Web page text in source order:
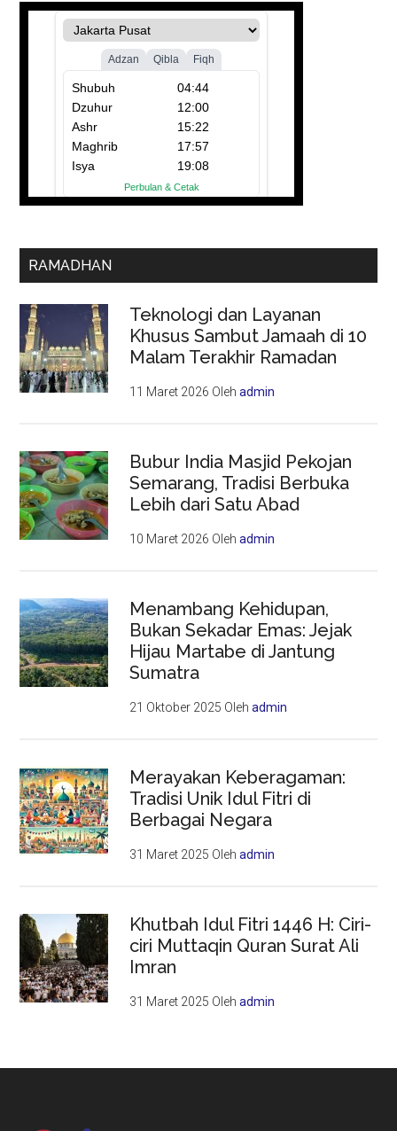
RAMADHAN
Teknologi dan Layanan
Khusus Sambut Jamaah di 10
Malam Terakhir Ramadan
11 Maret 2026 Olehadmin
Bubur India Masjid Pekojan
Semarang, Tradisi Berbuka
Lebih dari Satu Abad
10 Maret 2026 Olehadmin
Menambang Kehidupan,
Bukan Sekadar Emas: Jejak
Hijau Martabe di Jantung
Sumatra
21 Oktober 2025 Olehadmin
Merayakan Keberagaman:
Tradisi Unik Idul Fitri di
Berbagai Negara
31 Maret 2025 Olehadmin
Khutbah Idul Fitri 1446 H: Ciri-
ciri Muttaqin Quran Surat Ali
Imran
31 Maret 2025 Olehadmin